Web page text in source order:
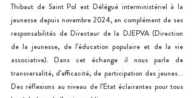
Thibaut de Saint Pol est Délégué interministériel à la
jeunesse depuis novembre 2024, en complément de ses
responsabilités de Directeur de la DJEPVA (Direction
de la jeunesse, de l’éducation populaire et de la vie
associative). Dans cet échange il nous parle de
transversalité, d’efficacité, de participation des jeunes…
Des réflexions au niveau de l’Etat éclairantes pour tous